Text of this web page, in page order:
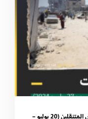
الأحداث والتطورات الخاصة بـ الأشخاص المتنقلين (20 يوليو –